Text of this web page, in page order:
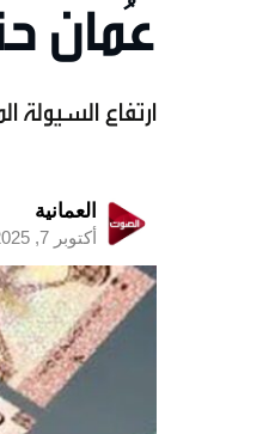
عُمان
ارتفاع السيولة المحلية في
العمانية
أكتوبر 7, 2025